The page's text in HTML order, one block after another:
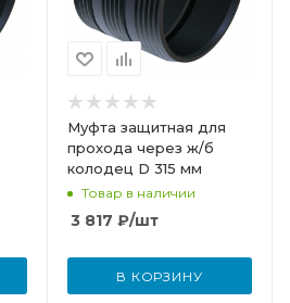
Муфта защитная для
прохода через ж/б
колодец D 315 мм
Товар в наличии
3 817 ₽/шт
В КОРЗИНУ